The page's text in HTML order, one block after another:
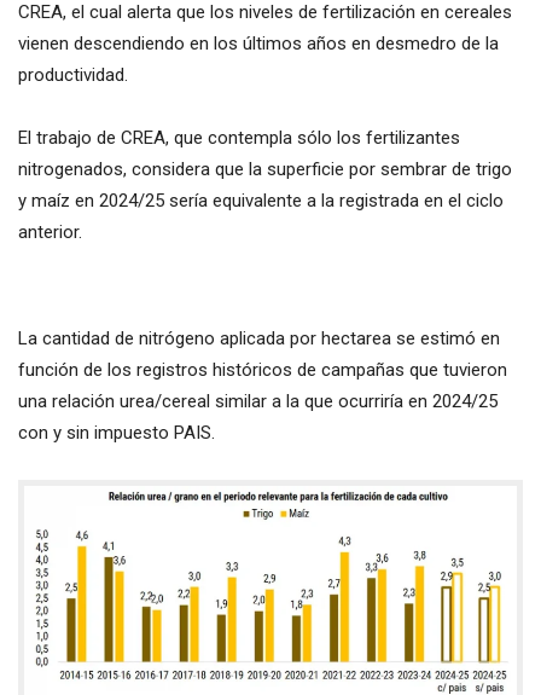
CREA, el cual alerta que los niveles de fertilización en cereales
vienen descendiendo en los últimos años en desmedro de la
productividad.
El trabajo de CREA, que contempla sólo los fertilizantes
nitrogenados, considera que la superficie por sembrar de trigo
y maíz en 2024/25 sería equivalente a la registrada en el ciclo
anterior.
La cantidad de nitrógeno aplicada por hectarea se estimó en
función de los registros históricos de campañas que tuvieron
una relación urea/cereal similar a la que ocurriría en 2024/25
con y sin impuesto PAIS.